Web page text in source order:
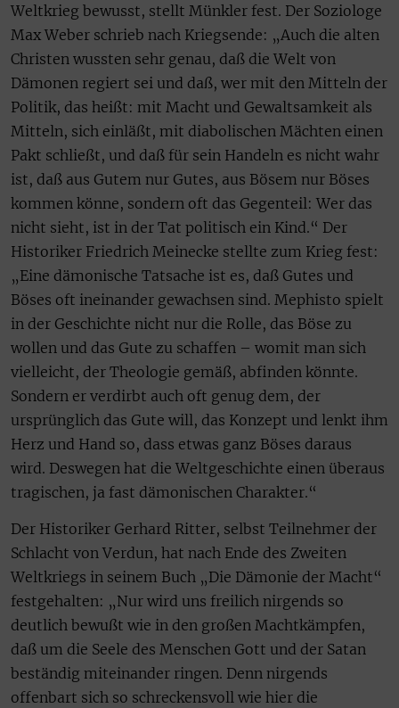
Weltkrieg bewusst, stellt Münkler fest. Der Soziologe
Max Weber schrieb nach Kriegsende: „Auch die alten
Christen wussten sehr genau, daß die Welt von
Dämonen regiert sei und daß, wer mit den Mitteln der
Politik, das heißt: mit Macht und Gewaltsamkeit als
Mitteln, sich einläßt, mit diabolischen Mächten einen
Pakt schließt, und daß für sein Handeln es nicht wahr
ist, daß aus Gutem nur Gutes, aus Bösem nur Böses
kommen könne, sondern oft das Gegenteil: Wer das
nicht sieht, ist in der Tat politisch ein Kind.“ Der
Historiker Friedrich Meinecke stellte zum Krieg fest:
„Eine dämonische Tatsache ist es, daß Gutes und
Böses oft ineinander gewachsen sind. Mephisto spielt
in der Geschichte nicht nur die Rolle, das Böse zu
wollen und das Gute zu schaffen – womit man sich
vielleicht, der Theologie gemäß, abfinden könnte.
Sondern er verdirbt auch oft genug dem, der
ursprünglich das Gute will, das Konzept und lenkt ihm
Herz und Hand so, dass etwas ganz Böses daraus
wird. Deswegen hat die Weltgeschichte einen überaus
tragischen, ja fast dämonischen Charakter.“
Der Historiker Gerhard Ritter, selbst Teilnehmer der
Schlacht von Verdun, hat nach Ende des Zweiten
Weltkriegs in seinem Buch „Die Dämonie der Macht“
festgehalten: „Nur wird uns freilich nirgends so
deutlich bewußt wie in den großen Machtkämpfen,
daß um die Seele des Menschen Gott und der Satan
beständig miteinander ringen. Denn nirgends
offenbart sich so schreckensvoll wie hier die